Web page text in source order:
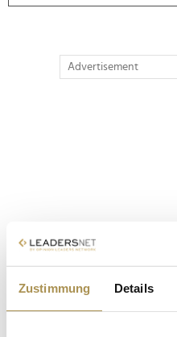
Zustimmung Details
Advertisement